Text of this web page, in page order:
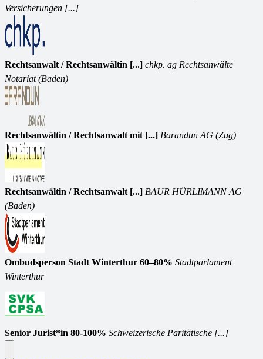
Versicherungen [...]
Rechtsanwalt / Rechtsanwältin [...] chkp. ag Rechtsanwälte
Notariat (Baden)
Rechtsanwältin / Rechtsanwalt mit [...] Barandun AG (Zug)
Rechtsanwältin / Rechtsanwalt [...] BAUR HÜRLIMANN AG
(Baden)
Ombudsperson Stadt Winterthur 60–80% Stadtparlament
Winterthur
Senior Jurist*in 80-100% Schweizerische Paritätische [...]